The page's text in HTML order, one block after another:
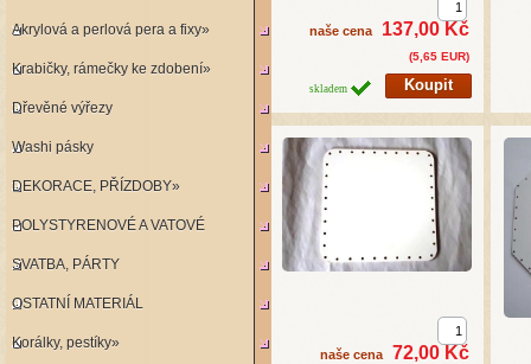
Akrylová a perlová pera a fixy»
Krabičky, rámečky ke zdobení»
Dřevěné výřezy
Washi pásky
DEKORACE, PŘÍZDOBY»
POLYSTYRENOVÉ A VATOVÉ
KORPUSY»
SVATBA, PÁRTY
OSTATNÍ MATERIÁL
Korálky, pestíky»
naše cena 137,00 Kč
(5,65 EUR)
skladem
naše cena 72,00 Kč